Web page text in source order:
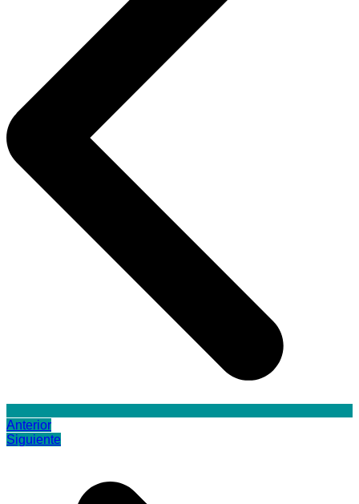
Anterior
Siguiente